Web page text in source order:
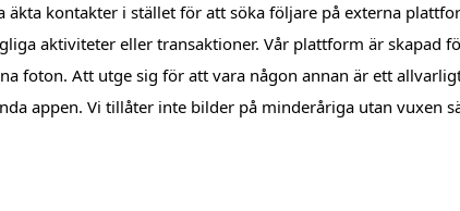
kontakter i stället för att söka följare på externa
aktiviteter eller transaktioner. Vår plattform är skapad
foton. Att utge sig för att vara någon annan är ett
appen. Vi tillåter inte bilder på minderåriga utan vuxen